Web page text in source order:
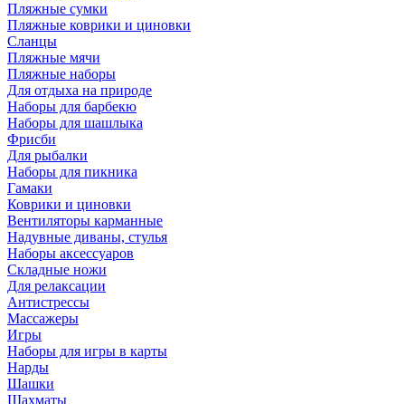
Пляжные сумки
Пляжные коврики и циновки
Сланцы
Пляжные мячи
Пляжные наборы
Для отдыха на природе
Наборы для барбекю
Наборы для шашлыка
Фрисби
Для рыбалки
Наборы для пикника
Гамаки
Коврики и циновки
Вентиляторы карманные
Надувные диваны, стулья
Наборы аксессуаров
Складные ножи
Для релаксации
Антистрессы
Массажеры
Игры
Наборы для игры в карты
Нарды
Шашки
Шахматы